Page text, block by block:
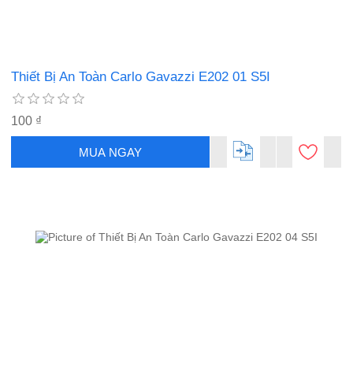
Thiết Bị An Toàn Carlo Gavazzi E202 01 S5I
100 ₫
MUA NGAY